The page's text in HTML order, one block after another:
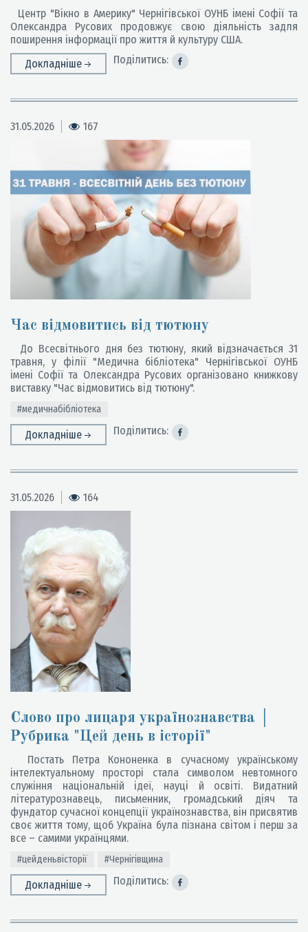
Центр "Вікно в Америку" Чернігівської ОУНБ імені Софії та
Олександра Русових продовжує свою діяльність задля
поширення інформації про життя й культуру США.
Докладніше
Поділитись:
31.05.2026 167
Час відмовитись від тютюну
До Всесвітнього дня без тютюну, який відзначається 31
травня, у філії "Медична бібліотека" Чернігівської ОУНБ
імені Софії та Олександра Русових організовано книжкову
виставку "Час відмовитись від тютюну".
#медичнабібліотека
Докладніше Поділитись:
31.05.2026 164
Слово про лицаря українознавства │
Рубрика "Цей день в історії"
Постать Петра Кононенка в сучасному українському
інтелектуальному просторі стала символом невтомного
служіння національній ідеї, науці й освіті. Видатний
літературознавець, письменник, громадський діяч та
фундатор сучасної концепції українознавства, він присвятив
своє життя тому, щоб Україна була пізнана світом і перш за
все – самими українцями.
#цейденьвісторії #Чернігівщина
Докладніше Поділитись: